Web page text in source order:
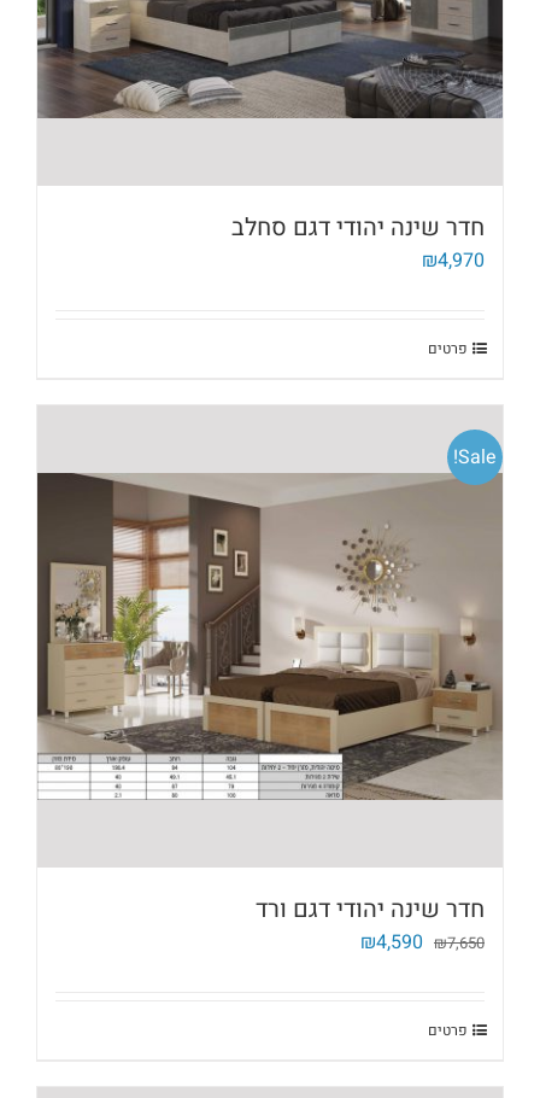
חדר שינה יהודי דגם סחלב
₪4,970
פרטים
Sale!
חדר שינה יהודי דגם ורד
₪7,650
המחיר₪4,590
פרטים